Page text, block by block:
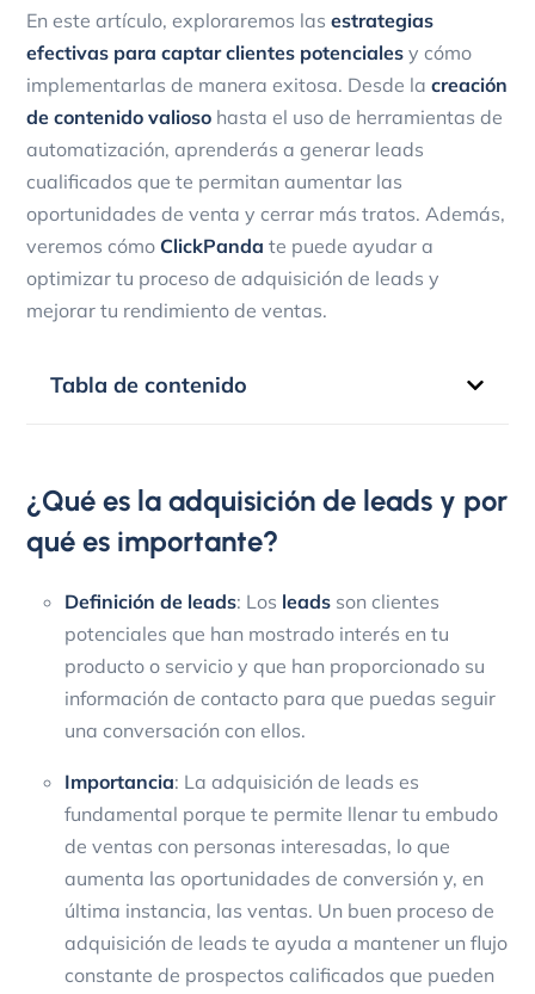
En este artículo, exploraremos las estrategias
efectivas para captar clientes potenciales y cómo
implementarlas de manera exitosa. Desde la creación
de contenido valioso hasta el uso de herramientas de
automatización, aprenderás a generar leads
cualificados que te permitan aumentar las
oportunidades de venta y cerrar más tratos. Además,
veremos cómo ClickPanda te puede ayudar a
optimizar tu proceso de adquisición de leads y
mejorar tu rendimiento de ventas.
Tabla de contenido
¿Qué es la adquisición de leads y por
qué es importante?
Definición de leads: Los leads son clientes
potenciales que han mostrado interés en tu
producto o servicio y que han proporcionado su
información de contacto para que puedas seguir
una conversación con ellos.
Importancia: La adquisición de leads es
fundamental porque te permite llenar tu embudo
de ventas con personas interesadas, lo que
aumenta las oportunidades de conversión y, en
última instancia, las ventas. Un buen proceso de
adquisición de leads te ayuda a mantener un flujo
constante de prospectos calificados que pueden